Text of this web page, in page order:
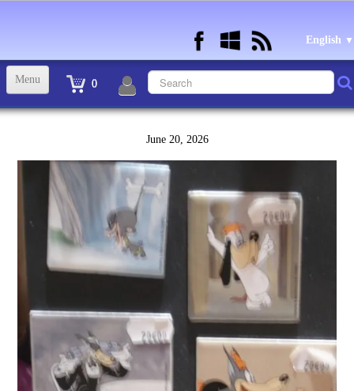
English ▼
0
Menu
STATUETTES BD RESINE et PLOMB▼
ANDRE FRANQUIN OBJETS ET VETEMENTS▼
BECASSINE OU BETTY BOOP OBJETS ET VETEMENTS
TEX AVERY OBJETS ET VETEMENTS
WARNER OBJETS ET VETEMENTS▼
PLUS D'OBJETS ET VETEMENTS BD▼
June 20, 2026